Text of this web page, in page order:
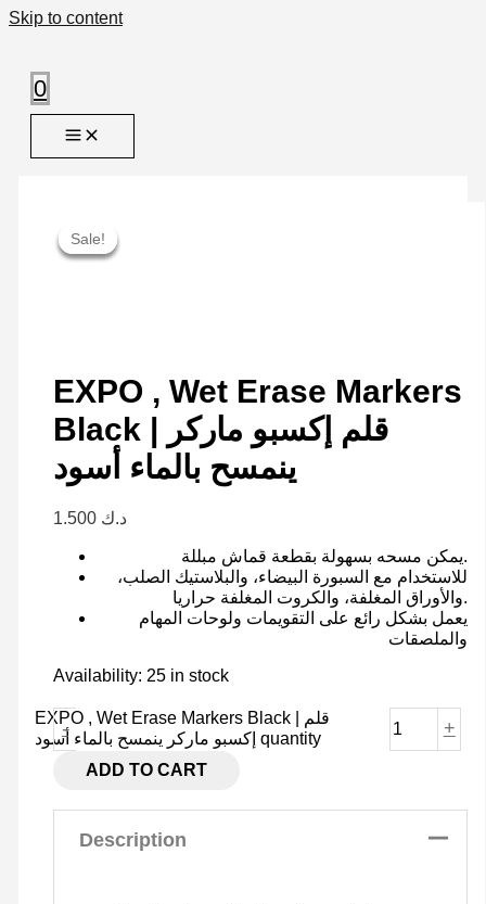
Skip to content
0
EXPO , Wet Erase Markers
Black | قلم إكسبو ماركر
ينمسح بالماء أسود
د.ك 1.500
يمكن مسحه بسهولة بقطعة قماش مبللة.
للاستخدام مع السبورة البيضاء، والبلاستيك الصلب،
والأوراق المغلفة، والكروت المغلفة حراريا.
يعمل بشكل رائع على التقويمات ولوحات المهام
والملصقات
Availability: 25 in stock
-
EXPO , Wet Erase Markers Black | قلم
إكسبو ماركر ينمسح بالماء أسود quantity
+
ADD TO CART
Description
Sale!
Sale!
Sale!
Sale!